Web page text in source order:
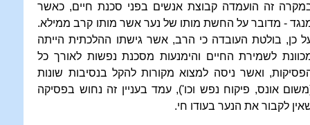
זה הועמדה קבוצת אנשים בפני סכנת חיים, כאשר
- מדובר על החשת מותו של נער אשר מותו קרב ממילא.
כן, בולטת העובדה כי הרב, אשר גישתו ההלכתית הייתה
לשמירת החיים והימנעות מסכנת נפשות לאורך כל
ואשר ניסה למצוא מקורות להקל בנסיבות שונות
אונס, פיקוח נפש וכו'), עמד בעניין זה נחוש בפסיקה
לקבור את הנער בעודו חי.